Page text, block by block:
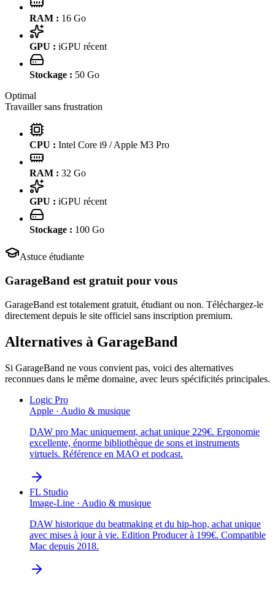
RAM : 16 Go
GPU : iGPU récent
Stockage : 50 Go
Optimal
Travailler sans frustration
CPU : Intel Core i9 / Apple M3 Pro
RAM : 32 Go
GPU : iGPU récent
Stockage : 100 Go
Astuce étudiante
GarageBand est gratuit pour vous
GarageBand est totalement gratuit, étudiant ou non. Téléchargez-le
directement depuis le site officiel sans inscription premium.
Alternatives à GarageBand
Si GarageBand ne vous convient pas, voici des alternatives
reconnues dans le même domaine, avec leurs spécificités principales.
Logic Pro
Apple · Audio & musique
DAW pro Mac uniquement, achat unique 229€. Ergonomie
excellente, énorme bibliothèque de sons et instruments
virtuels. Référence en MAO et podcast.
FL Studio
Image-Line · Audio & musique
DAW historique du beatmaking et du hip-hop, achat unique
avec mises à jour à vie. Edition Producer à 199€. Compatible
Mac depuis 2018.